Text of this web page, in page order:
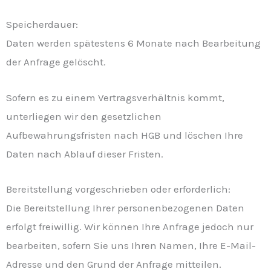
Speicherdauer:
Daten werden spätestens 6 Monate nach Bearbeitung
der Anfrage gelöscht.
Sofern es zu einem Vertragsverhältnis kommt,
unterliegen wir den gesetzlichen
Aufbewahrungsfristen nach HGB und löschen Ihre
Daten nach Ablauf dieser Fristen.
Bereitstellung vorgeschrieben oder erforderlich:
Die Bereitstellung Ihrer personenbezogenen Daten
erfolgt freiwillig. Wir können Ihre Anfrage jedoch nur
bearbeiten, sofern Sie uns Ihren Namen, Ihre E-Mail-
Adresse und den Grund der Anfrage mitteilen.